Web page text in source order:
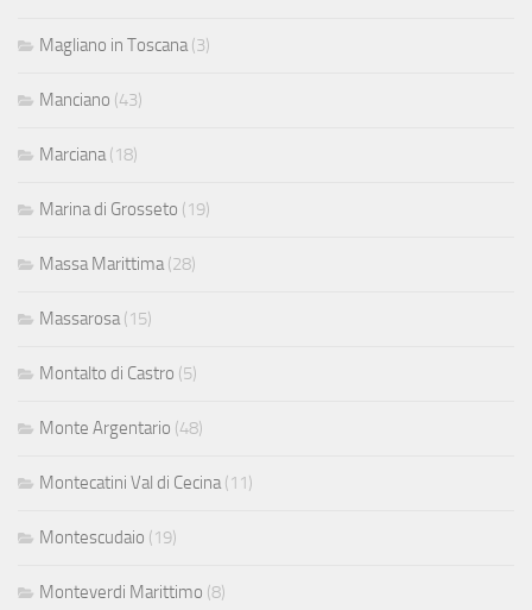
Magliano in Toscana (3)
Manciano (43)
Marciana (18)
Marina di Grosseto (19)
Massa Marittima (28)
Massarosa (15)
Montalto di Castro (5)
Monte Argentario (48)
Montecatini Val di Cecina (11)
Montescudaio (19)
Monteverdi Marittimo (8)